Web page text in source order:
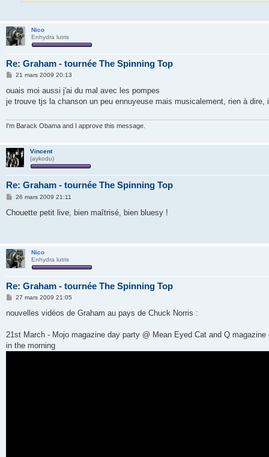
Nico
Enhydra lutris
Re: Graham - tournée The Spinning Top
M
s
a
21 mars 2009 20:13
ouais moi aussi j'ai du mal avec les pompes
je trouve tjs la chanson un peu ennuyeuse mais musicalement, rien à dire,
I'm Barack Obama and I approve this message.
Vincent
(aykodu)
Re: Graham - tournée The Spinning Top
M
s
26 mars 2009 21:11
Chouette petit live, bien maîtrisé, bien bluesy !
Nico
Enhydra lutris
Re: Graham - tournée The Spinning Top
M
s
g
27 mars 2009 21:05
nouvelles vidéos de Graham au pays de Chuck Norris :
21st March - Mojo magazine day party @ Mean Eyed Cat and Q
in the morning